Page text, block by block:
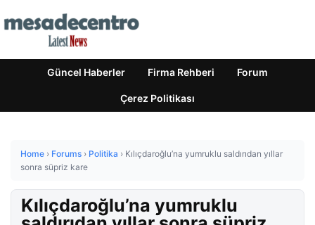
Güncel Haberler Firma Rehberi Forum
Çerez Politikası
Home › Forums › Politika › Kılıçdaroğlu’na yumruklu saldırıdan yıllar
sonra süpriz kare
Kılıçdaroğlu’na yumruklu